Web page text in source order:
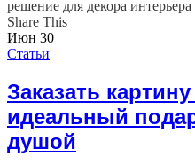
решение для декора интерьера
Share This
Июн 30
Статьи
Заказать
идеальный
душой